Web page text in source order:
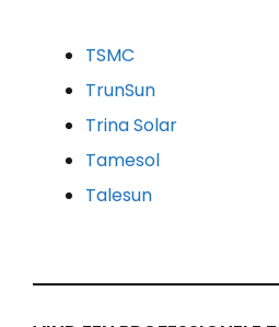
TSMC
TrunSun
Trina Solar
Tamesol
Talesun